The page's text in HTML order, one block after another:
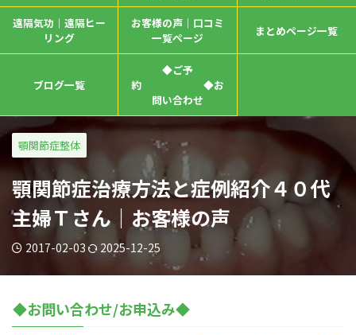
遠隔気功｜遠隔ヒー
リング
お客様の声｜口コミ
一覧ページ
まとめページ一覧
ブログ一覧
◆ご予
約 ◆お
問い合わせ
顎関節症整体
顎関節症治療方法と症例紹介４０代
主婦Ｔさん｜お客様の声
2017-02-03 2025-12-25
◆お問い合わせ/お申込み◆